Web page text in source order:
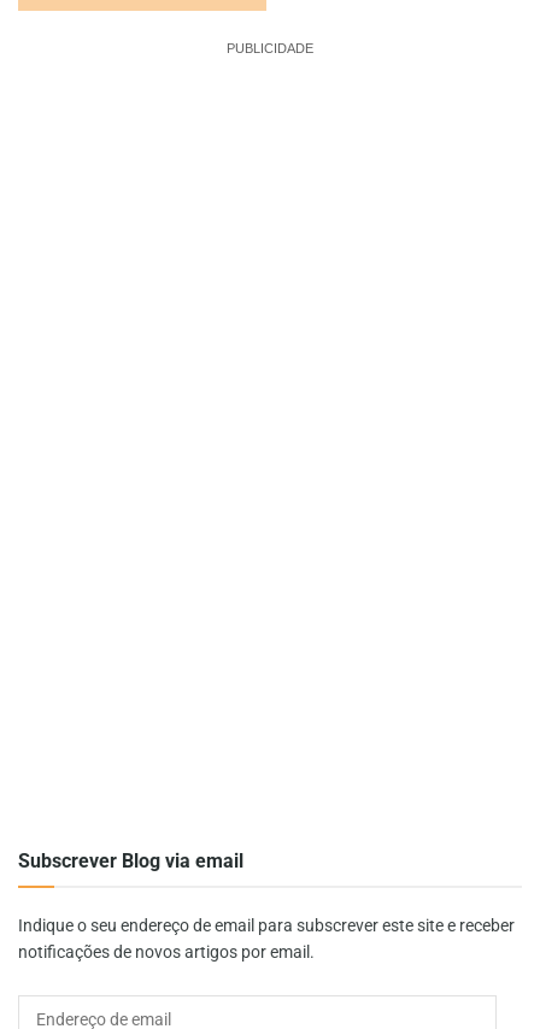
PUBLICIDADE
Subscrever Blog via email
Indique o seu endereço de email para subscrever este site e receber
notificações de novos artigos por email.